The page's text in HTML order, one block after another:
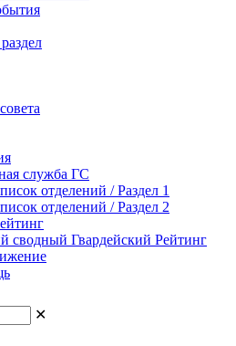
служба ГС
отделений / Раздел 1
отделений / Раздел 2
сводный Гвардейский Рейтинг
✕